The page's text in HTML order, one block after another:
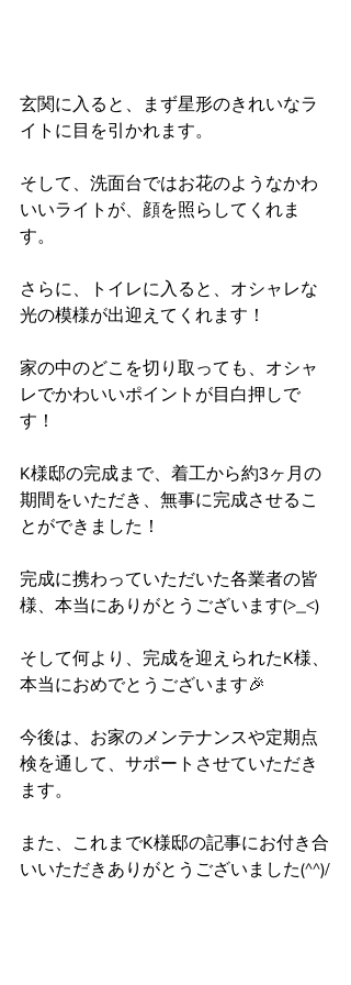
玄関に入ると、まず星形のきれいなラ
イトに目を引かれます。
そして、洗面台ではお花のようなかわ
いいライトが、顔を照らしてくれま
す。
さらに、トイレに入ると、オシャレな
光の模様が出迎えてくれます！
家の中のどこを切り取っても、オシャ
レでかわいいポイントが目白押しで
す！
K様邸の完成まで、着工から約3ヶ月の
期間をいただき、無事に完成させるこ
とができました！
完成に携わっていただいた各業者の皆
様、本当にありがとうございます(>_<)
そして何より、完成を迎えられたK様、
本当におめでとうございます🎉
今後は、お家のメンテナンスや定期点
検を通して、サポートさせていただき
ます。
また、これまでK様邸の記事にお付き合
いいただきありがとうございました(^^)/